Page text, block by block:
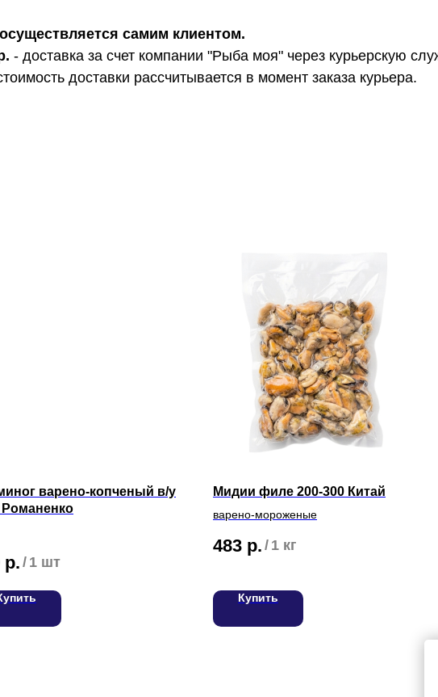
самим клиентом.
- доставка за счет компании "Рыба моя" через курьерскую
доставки рассчитывается в момент заказа курьера.
варено-копченый в/у
Романенко
р. / 1 шт
Мидии филе 200-300 Китай
варено-мороженые
483 р. / 1 кг
Купить
Для оптовых клиентов